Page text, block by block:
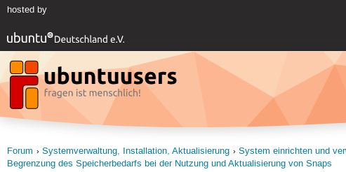
hosted by
Forum
Systemverwaltung, Installation, Aktualisierung
System einrichten und
Begrenzung des Speicherbedarfs bei der Nutzung und Aktualisierung von Snaps